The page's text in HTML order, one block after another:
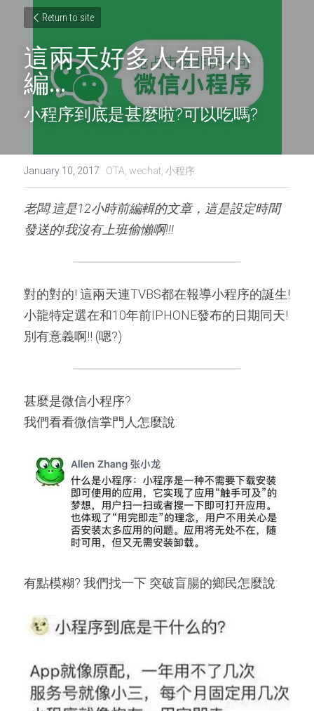
Return to site
這兩天好多人在問小
編...
小程序到底是甚麼啦?可以吃嗎?
January 10, 2017 · OTA, wechat, 小程序
老闆:這是12小時前編輯的文章，這是設定時間
發送的!我沒有上班偷懶啊!!!
對的對的! 這兩天連TVBS都在報導小程序的誕生!
小龍特定選在和10年前IPHONE發布的日期同天!
別有意義啊!! (嗯?)
甚麼是微信小程序?
我們看看微信掌門人怎麼說:
有點模糊? 我們找一下 突破盲腸的鄉民怎麼說: